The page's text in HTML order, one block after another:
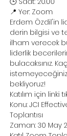
📍 Yer: Zoom
Erdem Özdil'in
derin bilgisi ve
ilham verecek
liderlik
bulacaksınız.
bekliyoruz!
Katılım için linki
Konu: JCI
Toplantısı
Zaman: 30 May